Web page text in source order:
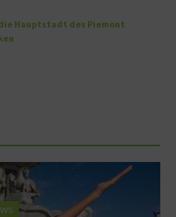
Hauptstadt des Piemont